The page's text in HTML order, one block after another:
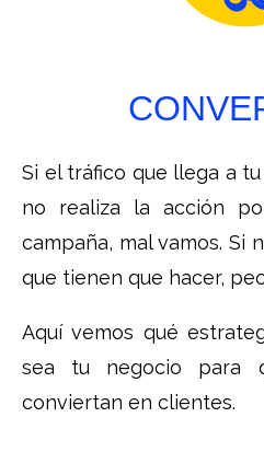
Si el tráfico que llega a
no realiza la acción
campaña, mal vamos. Si
que tienen que hacer,
Aquí vemos qué
sea tu negocio para
conviertan en clientes.